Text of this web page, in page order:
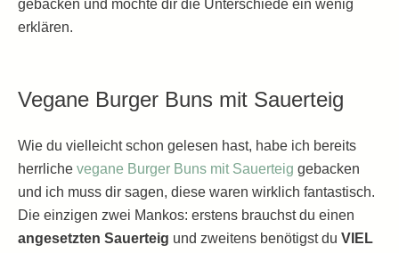
gebacken und möchte dir die Unterschiede ein wenig
erklären.
Vegane Burger Buns mit Sauerteig
Wie du vielleicht schon gelesen hast, habe ich bereits
herrliche vegane Burger Buns mit Sauerteig gebacken
und ich muss dir sagen, diese waren wirklich fantastisch.
Die einzigen zwei Mankos: erstens brauchst du einen
angesetzten Sauerteig und zweitens benötigst du VIEL